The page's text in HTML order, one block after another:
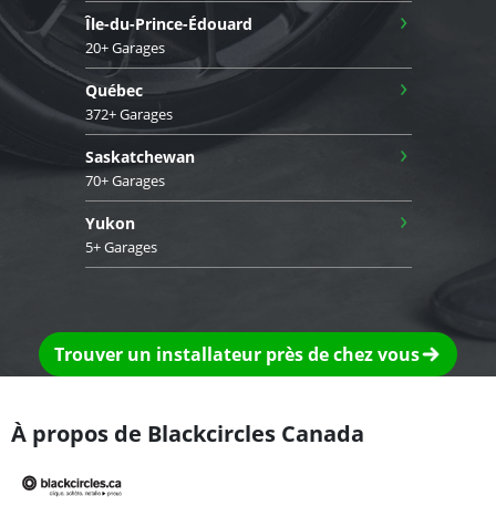
Île-du-Prince-Édouard
20+ Garages
›
Québec
372+ Garages
›
Saskatchewan
70+ Garages
›
Yukon
5+ Garages
›
Trouver un installateur près de chez vous
À propos de Blackcircles Canada